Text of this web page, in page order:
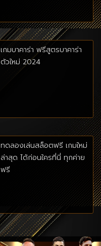
เกมบาคาร่า ฟรีสูตรบาคาร่า
ตัวใหม่ 2024
ทดลองเล่นสล็อตฟรี เกมใหม่
ล่าสุด ได้ก่อนใครที่นี่ ทุกค่าย
ฟรี